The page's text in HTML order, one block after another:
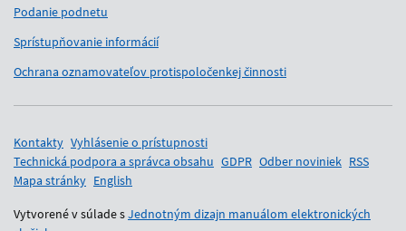
Podanie podnetu
Sprístupňovanie informácií
Ochrana oznamovateľov protispoločenkej činnosti
Pomocné odkazy
Kontakty Vyhlásenie o prístupnosti
Technická podpora a správca obsahu GDPR Odber noviniek RSS
Mapa stránky English
Vytvorené v súlade sJednotným dizajn manuálom elektronických